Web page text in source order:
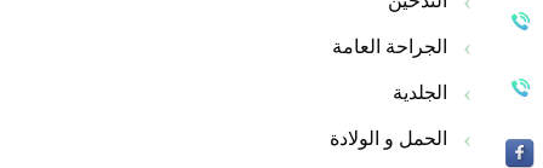
الجراحة العامة
الجلدية
الحمل و الولادة